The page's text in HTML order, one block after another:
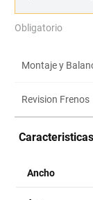
Obligatorio
Montaje y
Revision Frenos
Caracteristicas
Ancho